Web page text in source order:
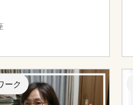
ーク